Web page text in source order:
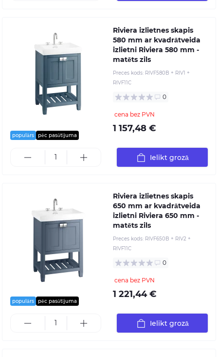
populārs pēc pasūtījuma
Riviera izlietnes skapis
580 mm ar kvadrātveida
izlietni Riviera 580 mm -
matēts zils
Preces kods: RIVF580B + RIV1 +
RIVF11C
0
cena bez PVN
1 157,48 €
Ielikt grozā
populārs pēc pasūtījuma
Riviera izlietnes skapis
650 mm ar kvadrātveida
izlietni Riviera 650 mm -
matēts zils
Preces kods: RIVF650B + RIV2 +
RIVF11C
0
cena bez PVN
1 221,44 €
Ielikt grozā